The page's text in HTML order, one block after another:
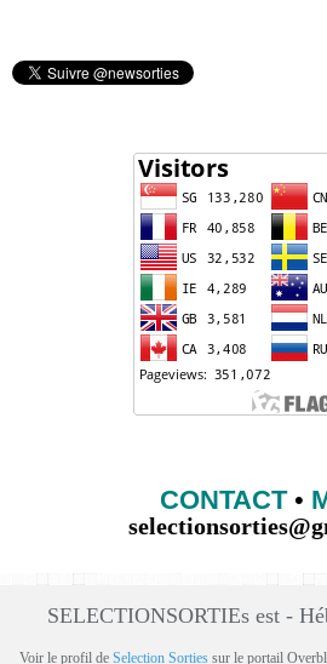
CONTACT•
SELECTIONSORTIEs est -
Voir le profil de Selection Sorties sur le portail